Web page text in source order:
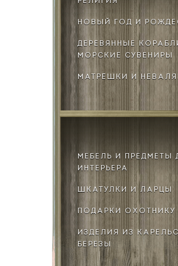
НОВЫЙ ГОД И
ДЕРЕВЯННЫЕ
МОРСКИЕ СУВЕНИРЫ
МАТРЁШКИ И
МЕБЕЛЬ И ПРЕДМЕТЫ
ИНТЕРЬЕРА
ШКАТУЛКИ И ЛАРЦЫ
ПОДАРКИ ОХОТНИКУ
ИЗДЕЛИЯ ИЗ
БЕРЕЗЫ